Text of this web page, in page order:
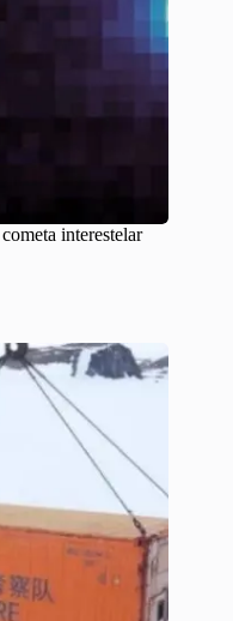
interestelar